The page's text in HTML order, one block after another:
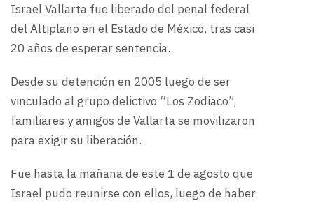
Israel Vallarta fue liberado del penal federal
del Altiplano en el Estado de México, tras casi
20 años de esperar sentencia.
Desde su detención en 2005 luego de ser
vinculado al grupo delictivo “Los Zodiaco”,
familiares y amigos de Vallarta se movilizaron
para exigir su liberación.
Fue hasta la mañana de este 1 de agosto que
Israel pudo reunirse con ellos, luego de haber